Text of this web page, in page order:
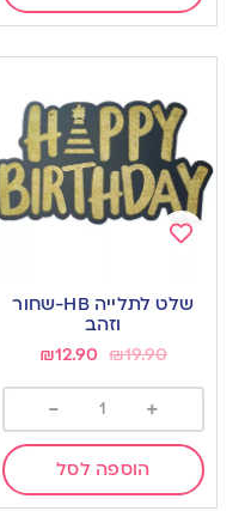
to
שלט לתלייה HB-שחור
וזהב
₪19.90
₪12.90
+
-
הוספה לסל